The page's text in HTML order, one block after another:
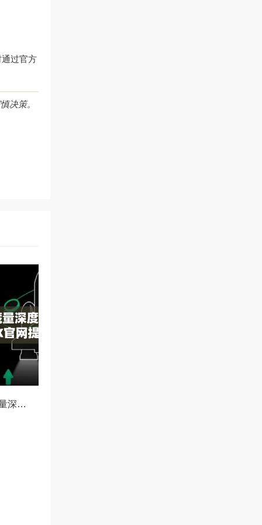
过官方
决策。
欧易冰山订单隐藏量深度解析，如何利用OKX官网提升交易策略